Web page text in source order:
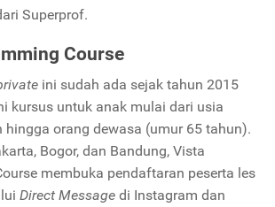
Superprof.
Course
ini sudah ada sejak tahun 2015
kursus untuk anak mulai dari usia
hingga orang dewasa (umur 65 tahun).
Bogor, dan Bandung, Vista
membuka pendaftaran peserta les
Direct Message di Instagram dan